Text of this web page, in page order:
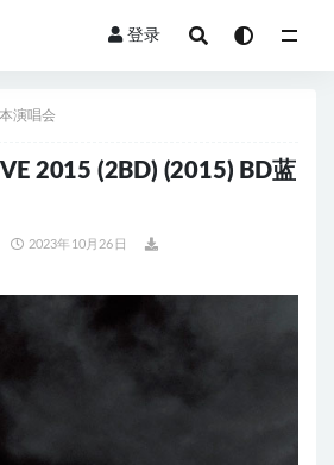
登录
演唱会
2015 (2BD) (2015) BD蓝
2023年10月26日